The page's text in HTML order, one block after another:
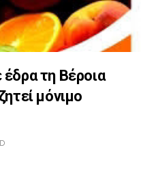
τη Βέροια
μόνιμο